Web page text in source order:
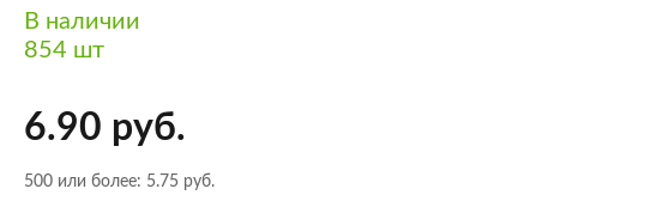
В наличии
854 шт
6.90 руб.
500 или более: 5.75 руб.